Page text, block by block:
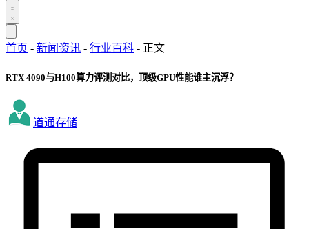
首页 - 新闻资讯 - 行业百科 - 正文
RTX 4090与H100算力评测对比，顶级GPU性能谁主沉浮？
道通存储